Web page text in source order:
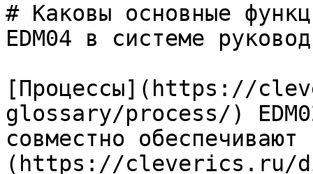
# Каковы основные
EDM04 в системе
[Процессы](https://
glossary/process/)
совместно
(https://cleverics.ru/